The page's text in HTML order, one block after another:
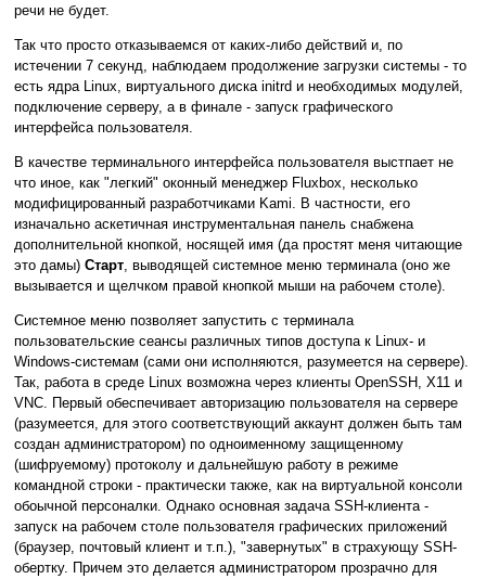
речи не будет.
Так что просто отказываемся от каких-либо действий и, по
истечении 7 секунд, наблюдаем продолжение загрузки системы - то
есть ядра Linux, виртуального диска initrd и необходимых модулей,
подключение серверу, а в финале - запуск графического
интерфейса пользователя.
В качестве терминального интерфейса пользователя выстпает не
что иное, как "легкий" оконный менеджер Fluxbox, несколько
модифицированный разработчиками Kami. В частности, его
изначально аскетичная инструментальная панель снабжена
дополнительной кнопкой, носящей имя (да простят меня читающие
это дамы) Старт, выводящей системное меню терминала (оно же
вызывается и щелчком правой кнопкой мыши на рабочем столе).
Системное меню позволяет запустить с терминала
пользовательские сеансы различных типов доступа к Linux- и
Windows-системам (сами они исполняются, разумеется на сервере).
Так, работа в среде Linux возможна через клиенты OpenSSH, X11 и
VNC. Первый обеспечивает авторизацию пользователя на сервере
(разумеется, для этого соответствующий аккаунт должен быть там
создан администратором) по одноименному защищенному
(шифруемому) протоколу и дальнейшую работу в режиме
командной строки - практически также, как на виртуальной консоли
обоычной персоналки. Однако основная задача SSH-клиента -
запуск на рабочем столе пользователя графических приложений
(браузер, почтовый клиент и т.п.), "завернутых" в страхующу SSH-
обертку. Причем это делается администратором прозрачно для